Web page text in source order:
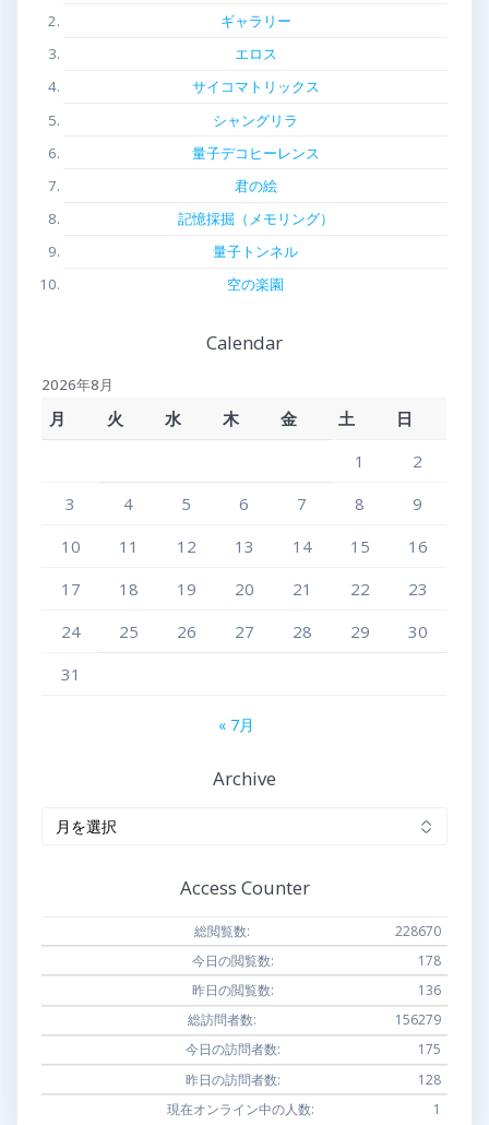
ギャラリー
エロス
サイコマトリックス
シャングリラ
量子デコヒーレンス
君の絵
記憶採掘（メモリング）
量子トンネル
空の楽園
Calendar
2026年8月
月 火 水 木 金 土
日
1
2
3
4 5 6 7 8
9
10
11 12 13 14 15
16
17
18 19 20 21 22
23
24
25 26 27 28 29
30
31
« 7月
Archive
Access Counter
228670
総閲覧数:
178
今日の閲覧数:
136
昨日の閲覧数:
156279
総訪問者数:
175
今日の訪問者数:
128
昨日の訪問者数:
1
現在オンライン中の人数: